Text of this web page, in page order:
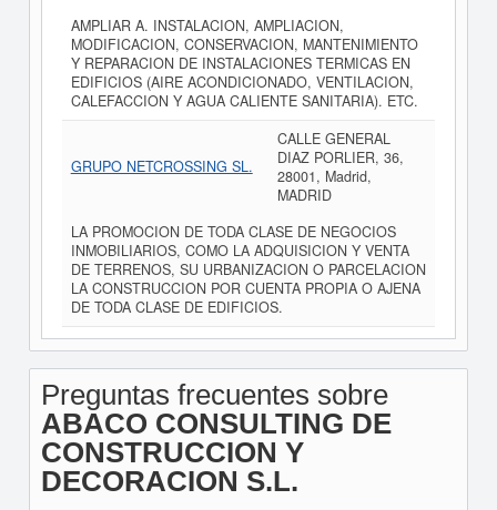
AMPLIAR A. INSTALACION, AMPLIACION,
MODIFICACION, CONSERVACION, MANTENIMIENTO
Y REPARACION DE INSTALACIONES TERMICAS EN
EDIFICIOS (AIRE ACONDICIONADO, VENTILACION,
CALEFACCION Y AGUA CALIENTE SANITARIA). ETC.
GRUPO NETCROSSING SL.
CALLE GENERAL
DIAZ PORLIER, 36,
28001, Madrid,
MADRID
LA PROMOCION DE TODA CLASE DE NEGOCIOS
INMOBILIARIOS, COMO LA ADQUISICION Y VENTA
DE TERRENOS, SU URBANIZACION O PARCELACION
LA CONSTRUCCION POR CUENTA PROPIA O AJENA
DE TODA CLASE DE EDIFICIOS.
Preguntas frecuentes sobre
ABACO CONSULTING DE
CONSTRUCCION Y
DECORACION S.L.